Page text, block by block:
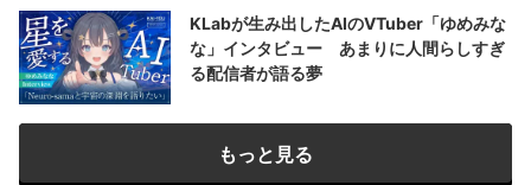
KLabが生み出したAIのVTuber「ゆめみな
な」インタビュー あまりに人間らしすぎ
る配信者が語る夢
もっと見る